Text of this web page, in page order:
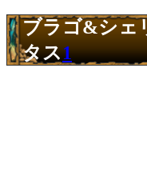
ブラゴ&シェ
タス1